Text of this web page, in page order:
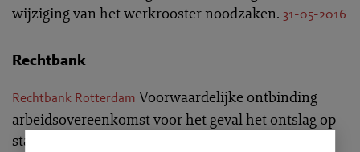
wijziging van het werkrooster noodzaken. 31-05-2016
Rechtbank
Rechtbank Rotterdam Voorwaardelijke ontbinding
arbeidsovereenkomst voor het geval het ontslag op
staande voet uiteindelijk geen stand houdt en de